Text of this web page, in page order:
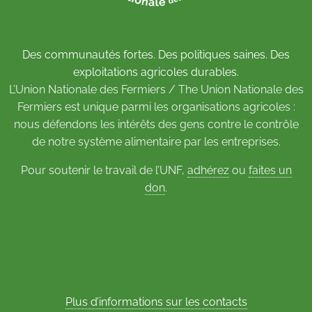
Des communautés fortes. Des politiques saines. Des
exploitations agricoles durables.
L’Union Nationale des Fermiers / The Union Nationale des
Fermiers est unique parmi les organisations agricoles :
nous défendons les intérêts des gens contre le contrôle
de notre système alimentaire par les entreprises.
Pour soutenir le travail de l’UNF, adhérezou faites un
don.
Plus d’informations sur les contacts